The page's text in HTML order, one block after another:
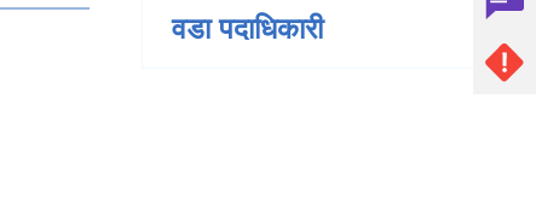
वडा पदाधिकारी